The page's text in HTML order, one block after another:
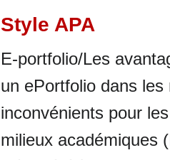
Style APA
E-portfolio/Les
un ePortfolio dans
inconvénients pour
milieux académiques